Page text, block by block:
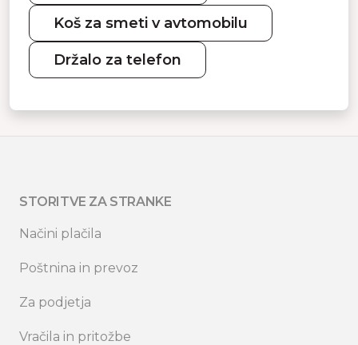
Koš za smeti v avtomobilu
Držalo za telefon
STORITVE ZA STRANKE
Načini plačila
Poštnina in prevoz
Za podjetja
Vračila in pritožbe